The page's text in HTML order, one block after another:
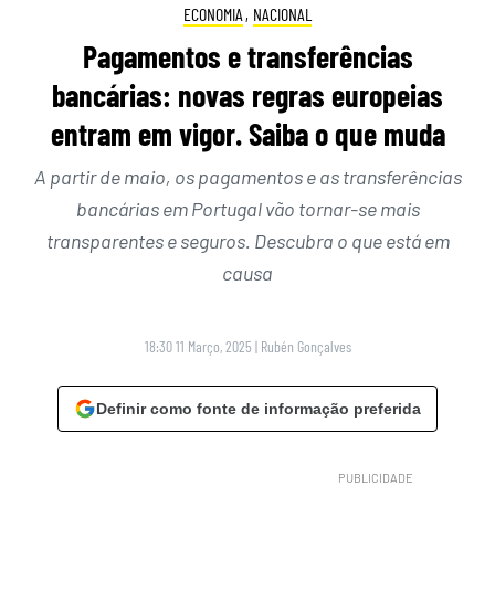
ECONOMIA , NACIONAL
Pagamentos e transferências
bancárias: novas regras europeias
entram em vigor. Saiba o que muda
A partir de maio, os pagamentos e as transferências
bancárias em Portugal vão tornar-se mais
transparentes e seguros. Descubra o que está em
causa
18:30 11 Março, 2025 | Rubén Gonçalves
Definir como fonte de informação preferida